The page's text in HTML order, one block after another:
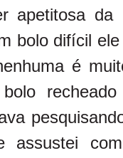
apetitosa da
bolo difícil
é
assustei